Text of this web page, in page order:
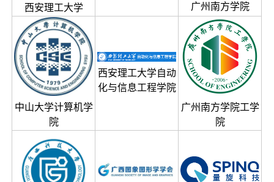
西安理工大学 广州南方学院
中山大学计算机学
院
西安理工大学自动
化与信息工程学院
广州南方学院工学
院